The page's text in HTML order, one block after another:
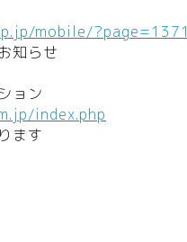
mobile/?page=1371
知らせ
ョン
index.php
ます